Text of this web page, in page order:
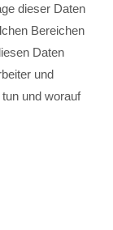
dieser Daten
Bereichen
Daten
und
und worauf